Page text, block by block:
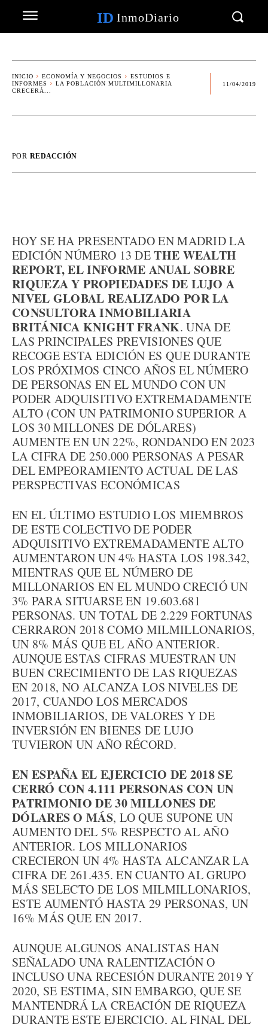
ID InmoDiario
INICIO ECONOMÍA Y NEGOCIOS
ESTUDIOS E
INFORMES
LA POBLACIÓN MULTIMILLONARIA
CRECERÁ...
11/04/2019
POR REDACCIÓN
HOY SE HA PRESENTADO EN MADRID LA
EDICIÓN NÚMERO 13 DETHE WEALTH
REPORT, EL INFORME ANUAL SOBRE
RIQUEZA Y PROPIEDADES DE LUJO A
NIVEL GLOBAL REALIZADO POR LA
CONSULTORA INMOBILIARIA
BRITÁNICA KNIGHT FRANK. UNA DE
LAS PRINCIPALES PREVISIONES QUE
RECOGE ESTA EDICIÓN ES QUE DURANTE
LOS PRÓXIMOS CINCO AÑOS EL NÚMERO
DE PERSONAS EN EL MUNDO CON UN
PODER ADQUISITIVO EXTREMADAMENTE
ALTO (CON UN PATRIMONIO SUPERIOR A
LOS 30 MILLONES DE DÓLARES)
AUMENTE EN UN 22%, RONDANDO EN 2023
LA CIFRA DE 250.000 PERSONAS A PESAR
DEL EMPEORAMIENTO ACTUAL DE LAS
PERSPECTIVAS ECONÓMICAS
EN EL ÚLTIMO ESTUDIO LOS MIEMBROS
DE ESTE COLECTIVO DE PODER
ADQUISITIVO EXTREMADAMENTE ALTO
AUMENTARON UN 4% HASTA LOS 198.342,
MIENTRAS QUE EL NÚMERO DE
MILLONARIOS EN EL MUNDO CRECIÓ UN
3% PARA SITUARSE EN 19.603.681
PERSONAS. UN TOTAL DE 2.229 FORTUNAS
CERRARON 2018 COMO MILMILLONARIOS,
UN 8% MÁS QUE EL AÑO ANTERIOR.
AUNQUE ESTAS CIFRAS MUESTRAN UN
BUEN CRECIMIENTO DE LAS RIQUEZAS
EN 2018, NO ALCANZA LOS NIVELES DE
2017, CUANDO LOS MERCADOS
INMOBILIARIOS, DE VALORES Y DE
INVERSIÓN EN BIENES DE LUJO
TUVIERON UN AÑO RÉCORD.
EN ESPAÑA EL EJERCICIO DE 2018 SE
CERRÓ CON 4.111 PERSONAS CON UN
PATRIMONIO DE 30 MILLONES DE
DÓLARES O MÁS, LO QUE SUPONE UN
AUMENTO DEL 5% RESPECTO AL AÑO
ANTERIOR. LOS MILLONARIOS
CRECIERON UN 4% HASTA ALCANZAR LA
CIFRA DE 261.435. EN CUANTO AL GRUPO
MÁS SELECTO DE LOS MILMILLONARIOS,
ESTE AUMENTÓ HASTA 29 PERSONAS, UN
16% MÁS QUE EN 2017.
AUNQUE ALGUNOS ANALISTAS HAN
SEÑALADO UNA RALENTIZACIÓN O
INCLUSO UNA RECESIÓN DURANTE 2019 Y
2020, SE ESTIMA, SIN EMBARGO, QUE SE
MANTENDRÁ LA CREACIÓN DE RIQUEZA
DURANTE ESTE EJERCICIO, AL FINAL DEL